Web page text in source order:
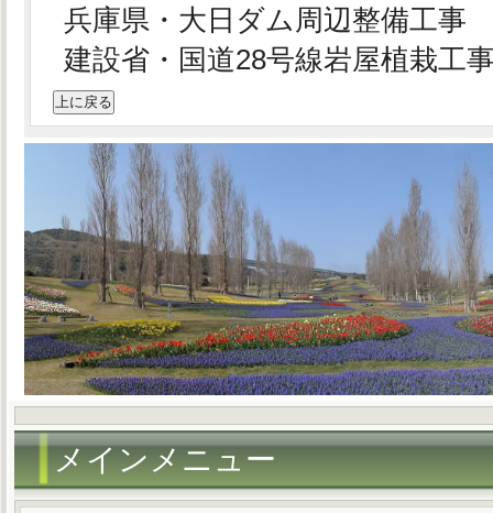
兵庫県・大日ダム周辺整備工事
建設省・国道28号線岩屋植栽工
上に戻る
メインメニュー